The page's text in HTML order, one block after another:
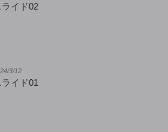
ライド02
3/12
ライド01